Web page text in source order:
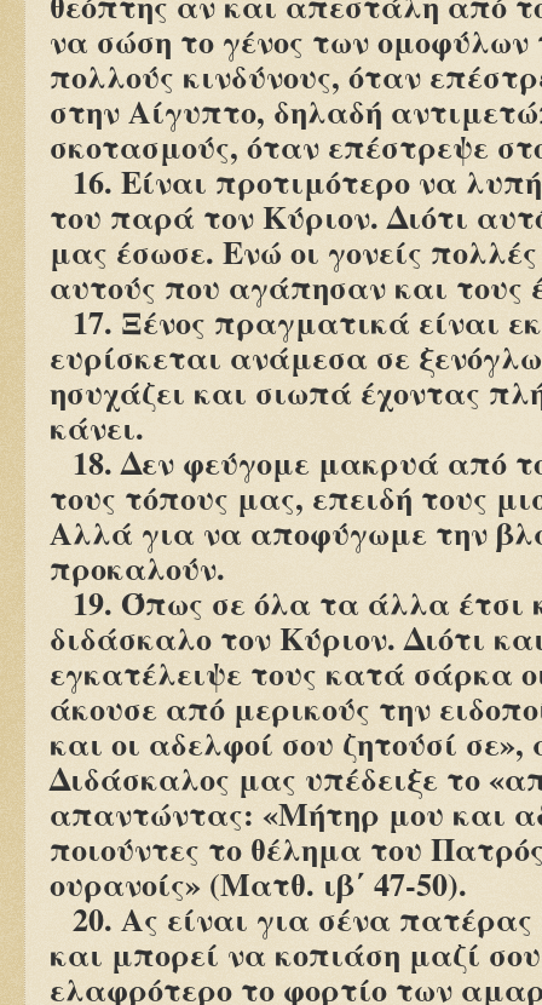
να σώση το γένος των ομοφύλων
πολλούς κινδύνους, όταν
στην Αίγυπτο, δηλαδή
σκοτασμούς, όταν επέστρεψε
16. Είναι προτιμότερο να
του παρά τον Κύριον. Διότι
μας έσωσε. Ενώ οι γονείς
αυτούς που αγάπησαν και τους
17. Ξένος πραγματικά είναι
ευρίσκεται ανάμεσα σε
ησυχάζει και σιωπά έχοντας
κάνει.
18. Δεν φεύγομε μακρυά από
τους τόπους μας, επειδή τους
Αλλά για να αποφύγωμε την
προκαλούν.
19. Όπως σε όλα τα άλλα έτσι
διδάσκαλο τον Κύριον. Διότι
εγκατέλειψε τους κατά σάρκα
άκουσε από μερικούς την
και οι αδελφοί σου ζητούσί
Διδάσκαλος μας υπέδειξε το
απαντώντας: «Μήτηρ μου και
ποιούντες το θέλημα του
ουρανοίς» (Ματθ. ιβ΄ 47-50).
20. Ας είναι για σένα πατέρας
και μπορεί να κοπιάση μαζί
ελαφρότερο το φορτίο των